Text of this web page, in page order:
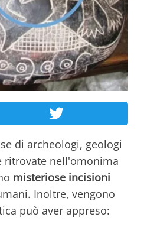
di archeologi, geologi
ritrovate nell'omonima
misteriose incisioni
Inoltre, vengono
può aver appreso: